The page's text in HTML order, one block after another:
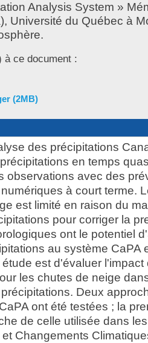
Analysis System »
Université du Québec à
ce document :
(2MB)
des précipitations
en temps
observations avec des
à court terme.
est limité en raison du
pour corriger la
ont le potentiel
au système CaPA
est d'évaluer
les chutes de neige
Deux
ont été testées ; la
de celle utilisée dans
et Changements